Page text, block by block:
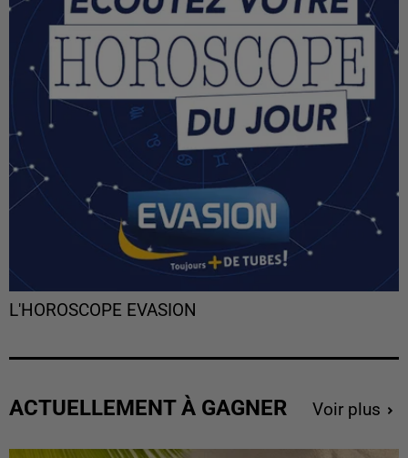
L'HOROSCOPE EVASION
ACTUELLEMENT À GAGNER Voir plus